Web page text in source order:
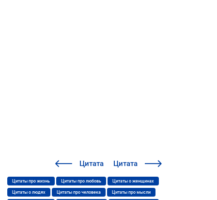
Цитата Цитата
Цитаты про жизнь Цитаты про любовь Цитаты о женщинах
Цитаты о людях Цитаты про человека Цитаты про мысли